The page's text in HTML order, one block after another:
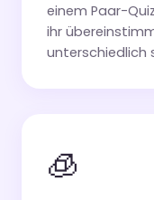
einem Paar-
ihr
unterschiedlich
🧊